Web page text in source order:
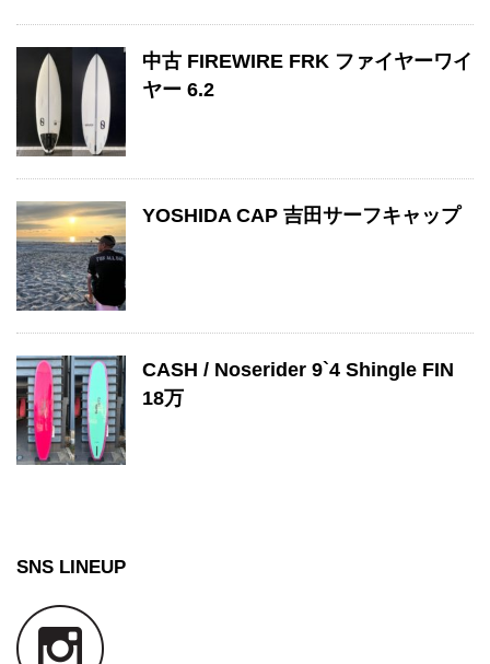
中古 FIREWIRE FRK ファイヤーワイ
ヤー 6.2
YOSHIDA CAP 吉田サーフキャップ
CASH / Noserider 9`4 Shingle FIN
18万
SNS LINEUP